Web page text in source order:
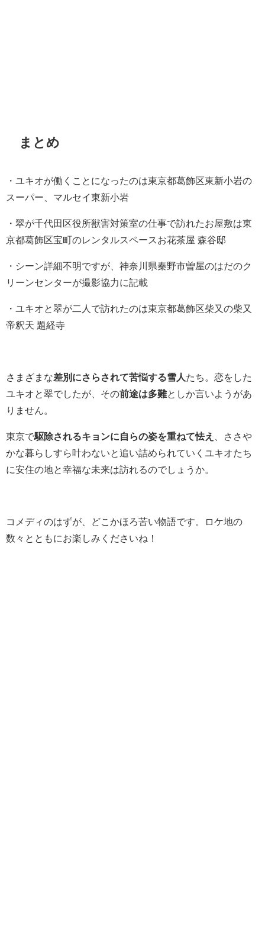
まとめ
・ユキオが働くことになったのは東京都葛飾区東新小岩の
スーパー、マルセイ東新小岩
・翠が千代田区役所獣害対策室の仕事で訪れたお屋敷は東
京都葛飾区宝町のレンタルスペースお花茶屋 森谷邸
・シーン詳細不明ですが、神奈川県秦野市曽屋のはだのク
リーンセンターが撮影協力に記載
・ユキオと翠が二人で訪れたのは東京都葛飾区柴又の柴又
帝釈天 題経寺
さまざまな差別にさらされて苦悩する雪人 たち。恋をした
ユキオと翠でしたが、その前途は多難としか言いようがあ
りません。
東京で駆除されるキョンに自らの姿を重ねて怯え
、ささや
かな暮らしすら叶わないと追い詰められていくユキオたち
に安住の地と幸福な未来は訪れるのでしょうか。
コメディのはずが、どこかほろ苦い物語です。ロケ地の
数々とともにお楽しみくださいね！